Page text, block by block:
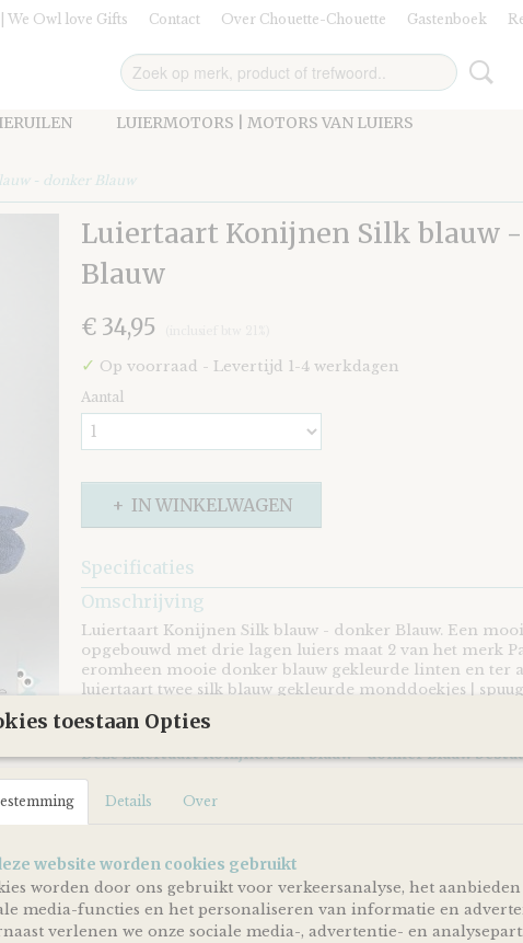
We Owl love Gifts Contact Over Chouette-Chouette Gastenboek
LUIERMOTORS | MOTORS VAN LUIERS
- donker Blauw
Luiertaart Konijnen Silk blauw
Blauw
€ 34,95
✓ Op voorraad - Levertijd 1-4 werkdagen
Aantal
IN WINKELWAGEN
Specificaties
EAN code
Omschrijving
Luiertaart Konijnen Silk blauw - donker Blauw. Een
opgebouwd met drie lagen luiers maat 2 van het merk
eromheen mooie donker blauw gekleurde linten en ter
luiertaart twee silk blauw gekleurde monddoekjes |
Deze Luiertaart Konijnen Silk blauw - donker Blauw
Twee silk blauw gekleurde monddoekjes |
We Owl love Gifts!
Luiers en monddoekjes heb je nooit genoeg en zijn dus
welkom met een baby op komst of wanneer je net
geworden bent!
toestaan Opties
Details Over
website worden cookies gebruikt
worden door ons gebruikt voor verkeersanalyse, het
media-functies en het personaliseren van informatie en
verlenen we onze sociale media-, advertentie- en